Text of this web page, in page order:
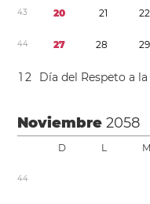
43 20 21 22
44 27 28 29
1 2 Día del Respeto a
Noviembre2058
D L M
44